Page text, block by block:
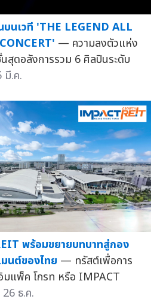
นเวที 'THE LEGEND ALL
— ความลงตัวแห่ง
สุดอลังการรวม 6 ศิลปินระดับ
มี.ค.
พร้อมขยายบทบาทสู่กอง
นต์ของไทย — ทรัสต์เพื่อการ
แพ็ค โกรท หรือ IMPACT
26 ธ.ค.